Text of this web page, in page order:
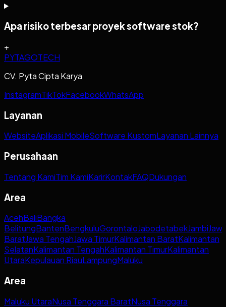
Apa risiko terbesar proyek software stok?
+
PYTAGOTECH
CV. Pyta Cipta Karya
InstagramTikTokFacebookWhatsApp
Layanan
WebsiteAplikasi MobileSoftware KustomLayanan Lainnya
Perusahaan
Tentang KamiTim KamiKarirKontakFAQDukungan
Area
AcehBaliBangka
BelitungBantenBengkuluGorontaloJabodetabekJambi
BaratJawa TengahJawa TimurKalimantan BaratKalimantan
SelatanKalimantan TengahKalimantan TimurKalimantan
UtaraKepulauan RiauLampungMaluku
Area
Maluku UtaraNusa Tenggara BaratNusa Tenggara